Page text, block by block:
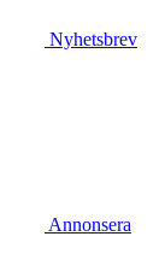
Nyhetsbrev
Annonsera